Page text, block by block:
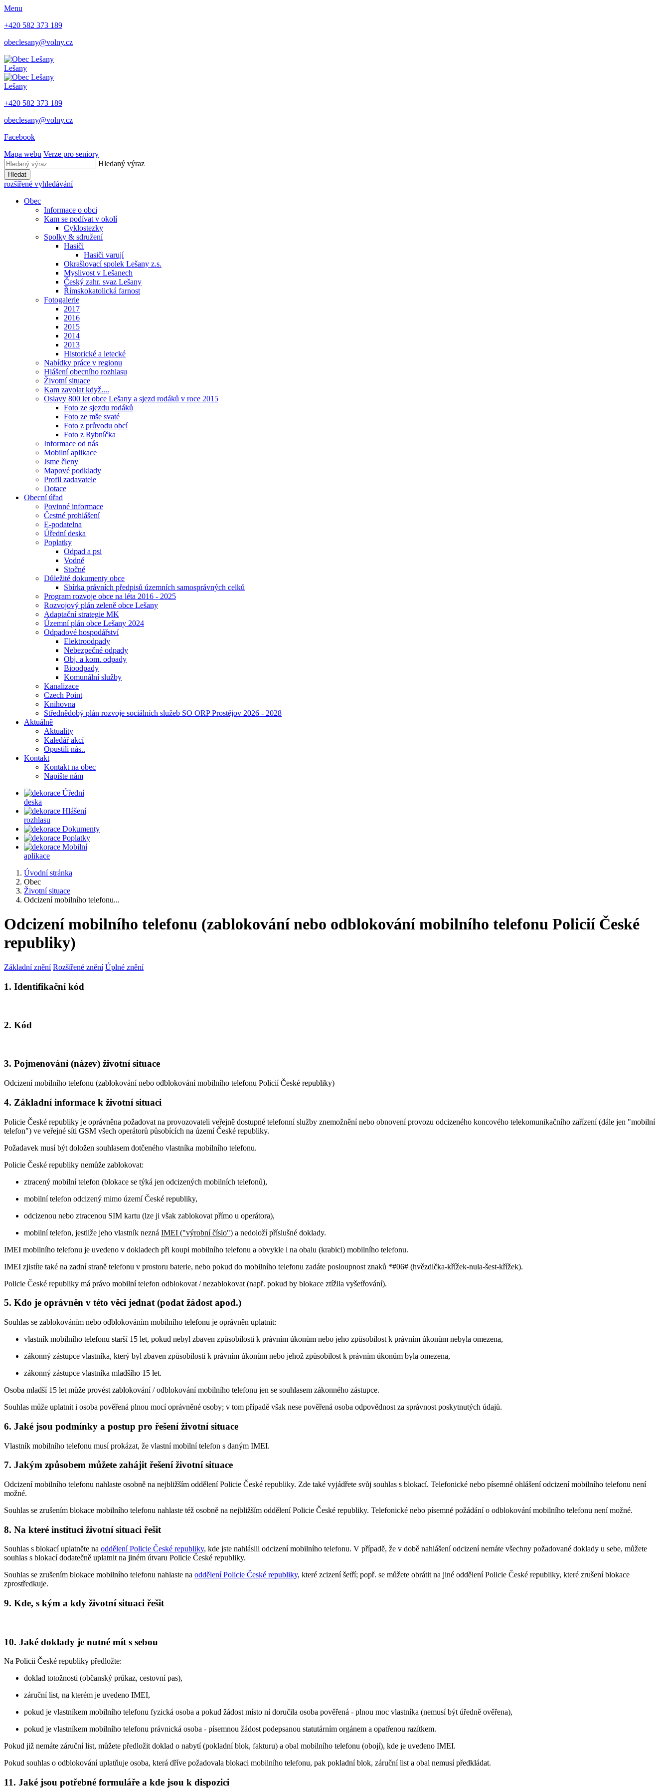
Menu
+420 582 373 189
obeclesany@volny.cz
Lešany
Lešany
+420 582 373 189
obeclesany@volny.cz
Facebook
Mapa webu Verze pro seniory
Hledaný výraz
Hledat
rozšířené vyhledávání
Obec
Informace o obci
Kam se podívat v okolí
Cyklostezky
Spolky & sdružení
Hasiči
Hasiči varují
Okrašlovací spolek Lešany z.s.
Myslivost v Lešanech
Český zahr. svaz Lešany
Římskokatolická farnost
Fotogalerie
2017
2016
2015
2014
2013
Historické a letecké
Nabídky práce v regionu
Hlášení obecního rozhlasu
Životní situace
Kam zavolat když....
Oslavy 800 let obce Lešany a sjezd rodáků v roce 2015
Foto ze sjezdu rodáků
Foto ze mše svaté
Foto z průvodu obcí
Foto z Rybníčka
Informace od nás
Mobilní aplikace
Jsme členy
Mapové podklady
Profil zadavatele
Dotace
Obecní úřad
Povinné informace
Čestné prohlášení
E-podatelna
Úřední deska
Poplatky
Odpad a psi
Vodné
Stočné
Důležité dokumenty obce
Sbírka právních předpisů územních samosprávných celků
Program rozvoje obce na léta 2016 - 2025
Rozvojový plán zeleně obce Lešany
Adaptační strategie MK
Územní plán obce Lešany 2024
Odpadové hospodářství
Elektroodpady
Nebezpečné odpady
Obj. a kom. odpady
Bioodpady
Komunální služby
Kanalizace
Czech Point
Knihovna
Střednědobý plán rozvoje sociálních služeb SO ORP Prostějov 2026 - 2028
Aktuálně
Aktuality
Kaledář akcí
Opustili nás..
Kontakt
Kontakt na obec
Napište nám
Úřední
deska
Hlášení
rozhlasu
Dokumenty
Poplatky
Mobilní
aplikace
Úvodní stránka
Obec
Životní situace
Odcizení mobilního telefonu...
Odcizení mobilního telefonu (zablokování nebo odblokování mobilního telefonu Policií České
republiky)
Základní znění Rozšířené znění Úplné znění
1. Identifikační kód
2. Kód
3. Pojmenování (název) životní situace
Odcizení mobilního telefonu (zablokování nebo odblokování mobilního telefonu Policií České republiky)
4. Základní informace k životní situaci
Policie České republiky je oprávněna požadovat na provozovateli veřejně dostupné telefonní služby znemožnění nebo obnovení provozu odcizeného koncového telekomunikačního zařízení (dále jen "mobilní
telefon") ve veřejné síti GSM všech operátorů působících na území České republiky.
Požadavek musí být doložen souhlasem dotčeného vlastníka mobilního telefonu.
Policie České republiky nemůže zablokovat:
ztracený mobilní telefon (blokace se týká jen odcizených mobilních telefonů),
mobilní telefon odcizený mimo území České republiky,
odcizenou nebo ztracenou SIM kartu (lze ji však zablokovat přímo u operátora),
mobilní telefon, jestliže jeho vlastník nezná IMEI ("výrobní číslo") a nedoloží příslušné doklady.
IMEI mobilního telefonu je uvedeno v dokladech při koupi mobilního telefonu a obvykle i na obalu (krabici) mobilního telefonu.
IMEI zjistíte také na zadní straně telefonu v prostoru baterie, nebo pokud do mobilního telefonu zadáte posloupnost znaků *#06# (hvězdička-křížek-nula-šest-křížek).
Policie České republiky má právo mobilní telefon odblokovat / nezablokovat (např. pokud by blokace ztížila vyšetřování).
5. Kdo je oprávněn v této věci jednat (podat žádost apod.)
Souhlas se zablokováním nebo odblokováním mobilního telefonu je oprávněn uplatnit:
vlastník mobilního telefonu starší 15 let, pokud nebyl zbaven způsobilosti k právním úkonům nebo jeho způsobilost k právním úkonům nebyla omezena,
zákonný zástupce vlastníka, který byl zbaven způsobilosti k právním úkonům nebo jehož způsobilost k právním úkonům byla omezena,
zákonný zástupce vlastníka mladšího 15 let.
Osoba mladší 15 let může provést zablokování / odblokování mobilního telefonu jen se souhlasem zákonného zástupce.
Souhlas může uplatnit i osoba pověřená plnou mocí oprávněné osoby; v tom případě však nese pověřená osoba odpovědnost za správnost poskytnutých údajů.
6. Jaké jsou podmínky a postup pro řešení životní situace
Vlastník mobilního telefonu musí prokázat, že vlastní mobilní telefon s daným IMEI.
7. Jakým způsobem můžete zahájit řešení životní situace
Odcizení mobilního telefonu nahlaste osobně na nejbližším oddělení Policie České republiky. Zde také vyjádřete svůj souhlas s blokací. Telefonické nebo písemné ohlášení odcizení mobilního telefonu není
možné.
Souhlas se zrušením blokace mobilního telefonu nahlaste též osobně na nejbližším oddělení Policie České republiky. Telefonické nebo písemné požádání o odblokování mobilního telefonu není možné.
8. Na které instituci životní situaci řešit
Souhlas s blokací uplatněte na oddělení Policie České republiky, kde jste nahlásili odcizení mobilního telefonu. V případě, že v době nahlášení odcizení nemáte všechny požadované doklady u sebe, můžete
souhlas s blokací dodatečně uplatnit na jiném útvaru Policie České republiky.
Souhlas se zrušením blokace mobilního telefonu nahlaste na oddělení Policie České republiky, které zcizení šetří; popř. se můžete obrátit na jiné oddělení Policie České republiky, které zrušení blokace
zprostředkuje.
9. Kde, s kým a kdy životní situaci řešit
10. Jaké doklady je nutné mít s sebou
Na Policii České republiky předložte:
doklad totožnosti (občanský průkaz, cestovní pas),
záruční list, na kterém je uvedeno IMEI,
pokud je vlastníkem mobilního telefonu fyzická osoba a pokud žádost místo ní doručila osoba pověřená - plnou moc vlastníka (nemusí být úředně ověřena),
pokud je vlastníkem mobilního telefonu právnická osoba - písemnou žádost podepsanou statutárním orgánem a opatřenou razítkem.
Pokud již nemáte záruční list, můžete předložit doklad o nabytí (pokladní blok, fakturu) a obal mobilního telefonu (obojí), kde je uvedeno IMEI.
Pokud souhlas o odblokování uplatňuje osoba, která dříve požadovala blokaci mobilního telefonu, pak pokladní blok, záruční list a obal nemusí předkládat.
11. Jaké jsou potřebné formuláře a kde jsou k dispozici